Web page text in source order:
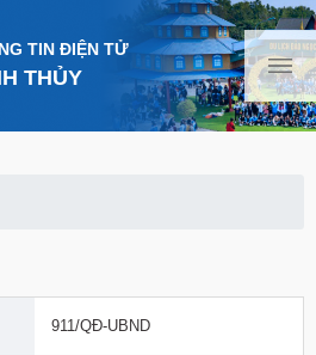
TIN ĐIỆN TỬ
THỦY
911/QĐ-UBND